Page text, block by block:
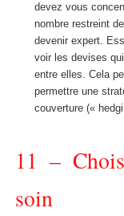
devez vous
nombre restreint
devenir expert.
voir les devises
entre elles. Cela
permettre une
couverture («
11 –
soin